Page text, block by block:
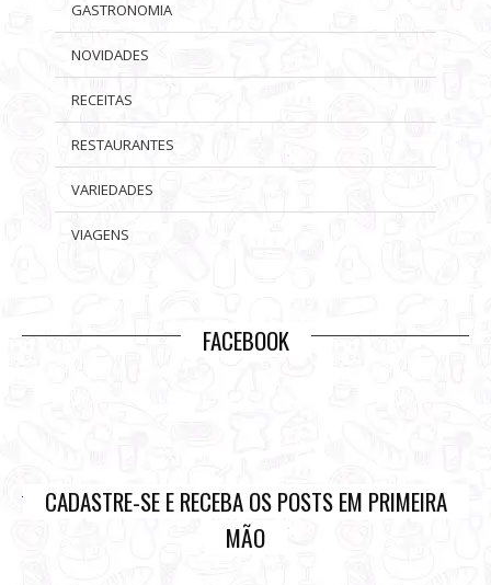
GASTRONOMIA
NOVIDADES
RECEITAS
RESTAURANTES
VARIEDADES
VIAGENS
FACEBOOK
CADASTRE-SE E RECEBA OS POSTS EM PRIMEIRA
MÃO